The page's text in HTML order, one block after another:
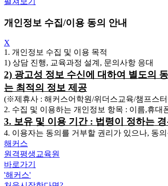
개인정보 수집/이용 동의 안내
X
1. 개인정보 수집 및 이용 목적
1) 상담 진행, 교육과정 설계, 문의사항 응대
2) 광고성 정보 수신에 대하여 별도의
는 최적의 정보 제공
(※제휴사 : 해커스어학원/위더스교육/챔프스
2. 수집 및 이용하는 개인정보 항목 : 이름,휴
3. 보유 및 이용 기간 : 법령이 정하는
4. 이용자는 동의를 거부할 권리가 있으나, 동
해커스
원격평생교육원
바로가기
'해커스'